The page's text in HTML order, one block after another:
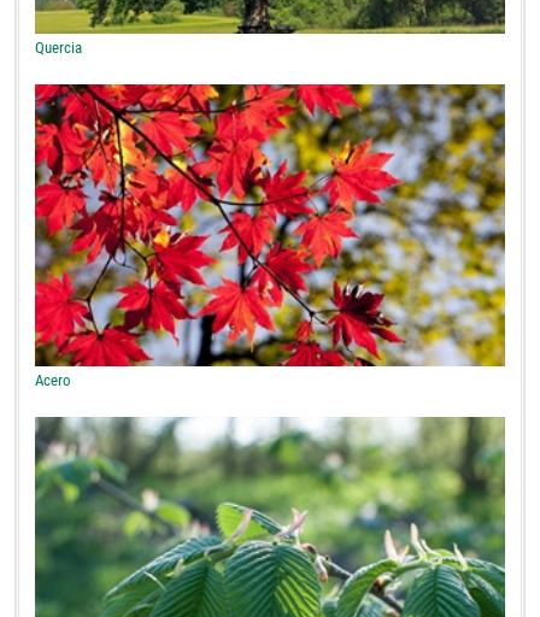
Quercia
Acero